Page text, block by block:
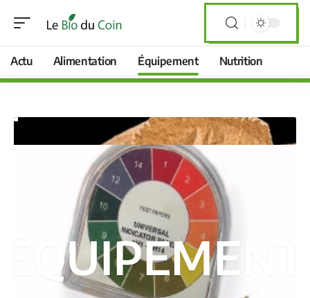
Actu Alimentation Équipement Nutrition
ÉQUIPEMENT